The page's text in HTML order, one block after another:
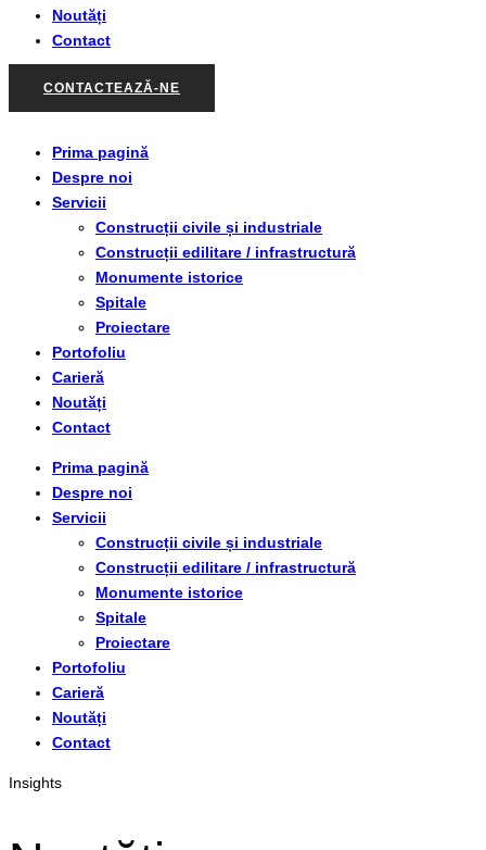
Noutăți
Contact
CONTACTEAZĂ-NE
Prima pagină
Despre noi
Servicii
Construcții civile și industriale
Construcții edilitare / infrastructură
Monumente istorice
Spitale
Proiectare
Portofoliu
Carieră
Noutăți
Contact
Prima pagină
Despre noi
Servicii
Construcții civile și industriale
Construcții edilitare / infrastructură
Monumente istorice
Spitale
Proiectare
Portofoliu
Carieră
Noutăți
Contact
Insights